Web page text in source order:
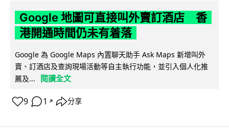
Google 地圖可直接叫外賣訂酒店 香
港開通時間仍未有着落
Google 為 Google Maps 內置聊天助手 Ask Maps 新增叫外
賣、訂酒店及查詢現場活動等自主執行功能，並引入個人化推
薦及...
閱讀全文
9 1 ↗ 分享